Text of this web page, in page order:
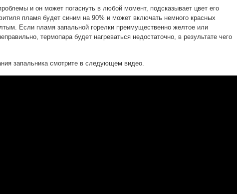
и он может погаснуть в любой момент, подсказывает цвет его
пламя будет синим на 90% и может включать немного красных
Если пламя запальной горелки преимущественно желтое или
термопара будет нагреваться недостаточно, в результате чего
запальника смотрите в следующем видео.